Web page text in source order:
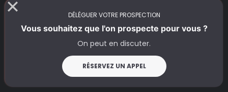
DÉLÉGUER VOTRE PROSPECTION
Vous souhaitez que l'on prospecte pour vous ?
On peut en discuter.
RÉSERVEZ UN APPEL